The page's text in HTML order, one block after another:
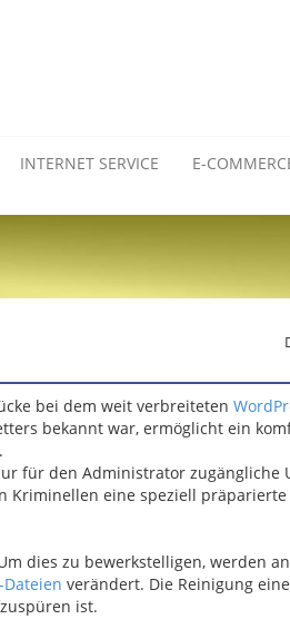
INTERNET SERVICE E-
bei dem weit verbreiteten
bekannt war, ermöglicht ein
für den Administrator zugängliche
Kriminellen eine speziell präparierte
dies zu bewerkstelligen, werden
Dateien verändert. Die Reinigung
ist.